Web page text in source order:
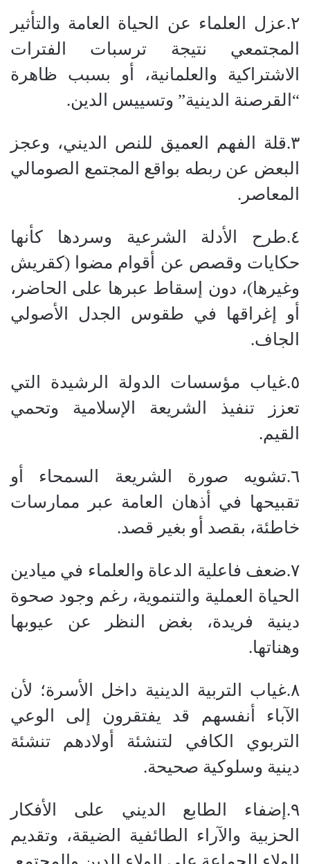
٢.​عزل العلماء عن الحياة العامة والتأثير
المجتمعي نتيجة ترسبات الفترات
الاشتراكية والعلمانية، أو بسبب ظاهرة
“القرصنة الدينية” وتسييس الدين.
٣.​قلة الفهم العميق للنص الديني، وعجز
البعض عن ربطه بواقع المجتمع الصومالي
المعاصر.
٤.​طرح الأدلة الشرعية وسردها كأنها
حكايات وقصص عن أقوام مضوا (كقريش
وغيرها)، دون إسقاط عبرها على الحاضر،
أو إغراقها في طقوس الجدل الأصولي
الجاف.
٥.​غياب مؤسسات الدولة الرشيدة التي
تعزز تنفيذ الشريعة الإسلامية وتحمي
القيم.
٦.​تشويه صورة الشريعة السمحاء أو
تقبيحها في أذهان العامة عبر ممارسات
خاطئة، بقصد أو بغير قصد.
٧.​ضعف فاعلية الدعاة والعلماء في ميادين
الحياة العملية والتنموية، رغم وجود صحوة
دينية فريدة، بغض النظر عن عيوبها
وهناتها.
٨.​غياب التربية الدينية داخل الأسرة؛ لأن
الآباء أنفسهم قد يفتقرون إلى الوعي
التربوي الكافي لتنشئة أولادهم تنشئة
دينية وسلوكية صحيحة.
٩.​إضفاء الطابع الديني على الأفكار
الحزبية والآراء الطائفية الضيقة، وتقديم